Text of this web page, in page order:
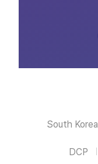
South Korea
DCP